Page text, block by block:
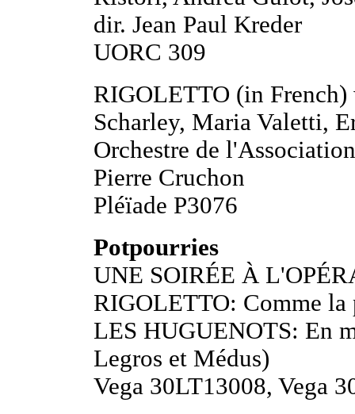
dir. Jean Paul Kreder
UORC 309
RIGOLETTO (in
Scharley, Maria Valetti,
Orchestre de
Pierre Cruchon
Pléïade P3076
Potpourries
UNE SOIRÉE À
RIGOLETTO: Comme
LES HUGUENOTS: En
Legros et Médus)
Vega 30LT13008, Vega